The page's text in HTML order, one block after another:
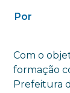
Por
Com o
formação
Prefeitura